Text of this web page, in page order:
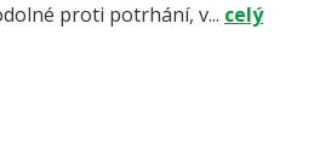
proti potrhání, v... celý